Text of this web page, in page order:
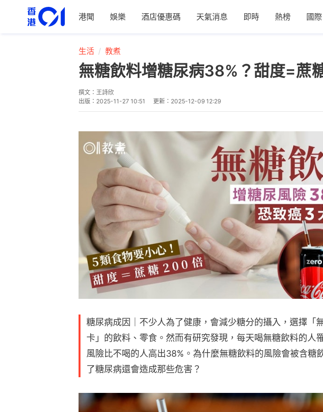
港聞 娛樂 酒店優惠碼 天氣消息 即時 熱榜 國際
生活 教煮
無糖飲料增糖尿病38%？甜度=
撰文： 王詩欣
出版： 2025-11-27 10:51 更新： 2025-12-09 12:29
糖尿病成因｜不少人為了健康，會減少糖分的攝入，選擇「
卡」的飲料、零食。然而有研究發現，每天喝無糖飲料的人
風險比不喝的人高出38%。為什麼無糖飲料的風險會被含糖
了糖尿病還會造成那些危害？